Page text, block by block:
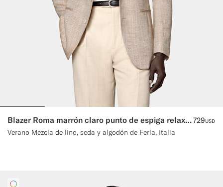
Blazer Roma marrón claro punto de espiga relaxed fit.
Verano Mezcla de lino, seda y algodón de Ferla, Italia
729USD